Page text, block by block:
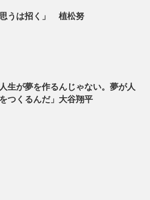
思うは招く」 植松努
人生が夢を作るんじゃない。夢が人
つくるんだ」大谷翔平